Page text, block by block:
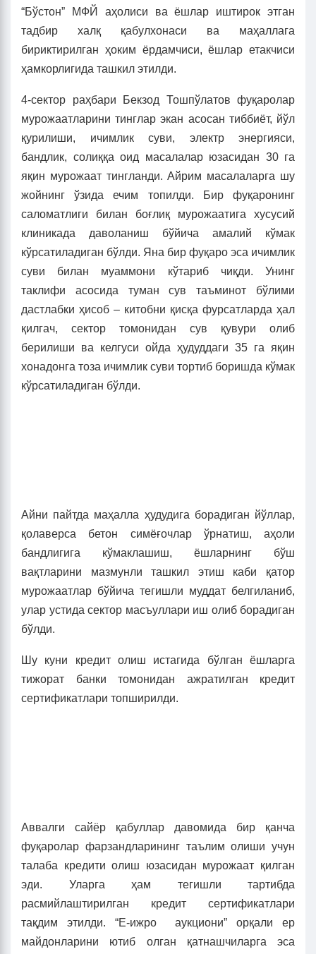
“Бўстон” МФЙ аҳолиси ва ёшлар иштирок этган
тадбир халқ қабулхонаси ва маҳаллага
бириктирилган ҳоким ёрдамчиси, ёшлар етакчиси
ҳамкорлигида ташкил этилди.
4-сектор раҳбари Бекзод Тошпўлатов фуқаролар
мурожаатларини тинглар экан асосан тиббиёт, йўл
қурилиши, ичимлик суви, электр энергияси,
бандлик, солиққа оид масалалар юзасидан 30 га
яқин мурожаат тингланди. Айрим масалаларга шу
жойнинг ўзида ечим топилди. Бир фуқаронинг
саломатлиги билан боғлиқ мурожаатига хусусий
клиникада даволаниш бўйича амалий кўмак
кўрсатиладиган бўлди. Яна бир фуқаро эса ичимлик
суви билан муаммони кўтариб чиқди. Унинг
таклифи асосида туман сув таъминот бўлими
дастлабки ҳисоб – китобни қисқа фурсатларда ҳал
қилгач, сектор томонидан сув қувури олиб
берилиши ва келгуси ойда ҳудуддаги 35 га яқин
хонадонга тоза ичимлик суви тортиб боришда кўмак
кўрсатиладиган бўлди.
Айни пайтда маҳалла ҳудудига борадиган йўллар,
қолаверса бетон симёғочлар ўрнатиш, аҳоли
бандлигига кўмаклашиш, ёшларнинг бўш
вақтларини мазмунли ташкил этиш каби қатор
мурожаатлар бўйича тегишли муддат белгиланиб,
улар устида сектор масъуллари иш олиб борадиган
бўлди.
Шу куни кредит олиш истагида бўлган ёшларга
тижорат банки томонидан ажратилган кредит
сертификатлари топширилди.
Аввалги сайёр қабуллар давомида бир қанча
фуқаролар фарзандларининг таълим олиши учун
талаба кредити олиш юзасидан мурожаат қилган
эди. Уларга ҳам тегишли тартибда
расмийлаштирилган кредит сертификатлари
тақдим этилди. “Е-ижро аукциони” орқали ер
майдонларини ютиб олган қатнашчиларга эса